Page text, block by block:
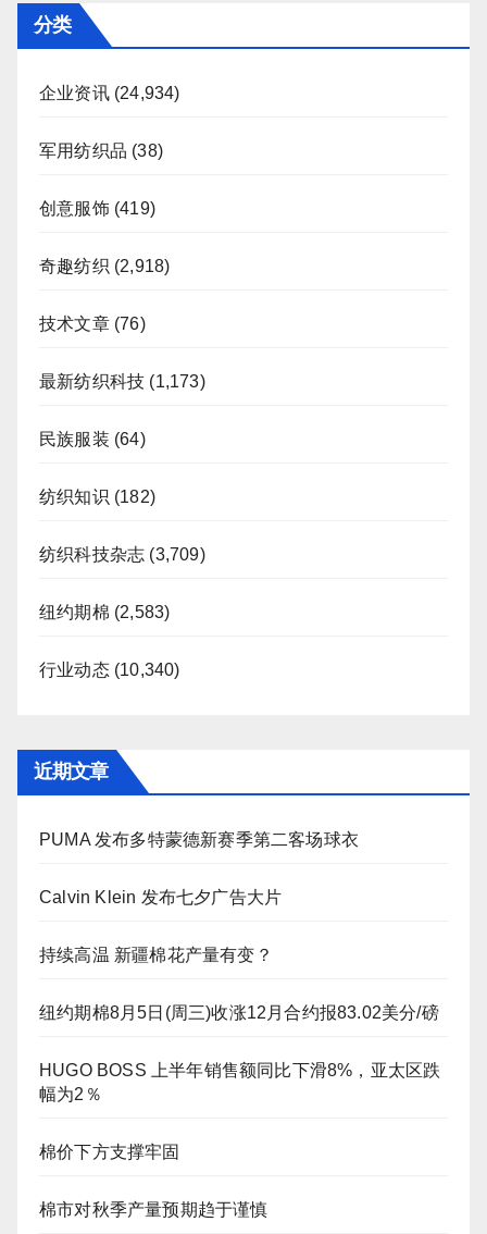
分类
企业资讯(24,934)
军用纺织品 (38)
创意服饰(419)
奇趣纺织 (2,918)
技术文章(76)
最新纺织科技 (1,173)
民族服装 (64)
纺织知识 (182)
纺织科技杂志 (3,709)
纽约期棉 (2,583)
行业动态(10,340)
近期文章
PUMA 发布多特蒙德新赛季第二客场球衣
Calvin Klein 发布七夕广告大片
持续高温 新疆棉花产量有变？
纽约期棉8月5日(周三)收涨12月合约报83.02美分/磅
HUGO BOSS 上半年销售额同比下滑8%，亚太区跌
幅为2％
棉价下方支撑牢固
棉市对秋季产量预期趋于谨慎